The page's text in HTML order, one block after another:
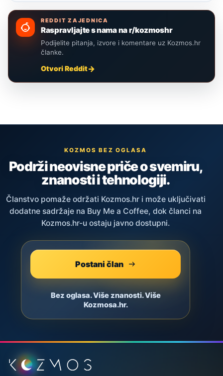
REDDIT ZAJEDNICA
Raspravljajte s nama na r/kozmoshr
Podijelite pitanja, izvore i komentare uz Kozmos.hr
članke.
Otvori Reddit
KOZMOS BEZ OGLASA
Podrži neovisne priče o svemiru,
znanosti i tehnologiji.
Članstvo pomaže održati Kozmos.hr i može uključivati
dodatne sadržaje na Buy Me a Coffee, dok članci na
Kozmos.hr-u ostaju javno dostupni.
Postani član
Bez oglasa. Više znanosti. Više
Kozmosa.hr.
Podnožje stranice